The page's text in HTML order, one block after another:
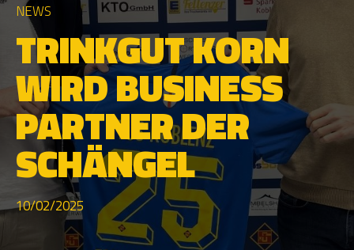
NEWS
TRINKGUT KORN
WIRD BUSINESS
PARTNER DER
SCHÄNGEL
10/02/2025